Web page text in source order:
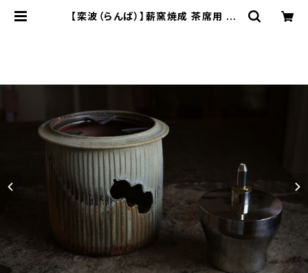
【栾波（らんば）】薪窯焼成 茶席用 陶